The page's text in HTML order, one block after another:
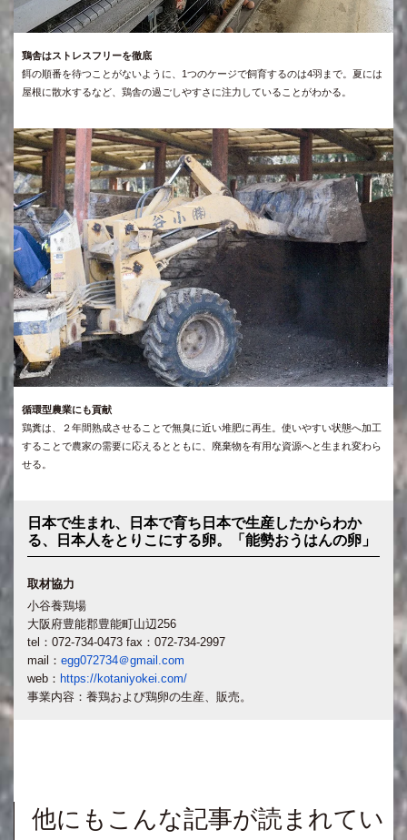
鶏舎はストレスフリーを徹底
餌の順番を待つことがないように、1つのケージで飼育するのは4羽まで。夏には
屋根に散水するなど、鶏舎の過ごしやすさに注力していることがわかる。
循環型農業にも貢献
鶏糞は、２年間熟成させることで無臭に近い堆肥に再生。使いやすい状態へ加工
することで農家の需要に応えるとともに、廃棄物を有用な資源へと生まれ変わら
せる。
日本で生まれ、日本で育ち日本で生産したからわか
る、日本人をとりこにする卵。「能勢おうはんの卵」
取材協力
小谷養鶏場
大阪府豊能郡豊能町山辺256
tel：072-734-0473 fax：072-734-2997
mail： egg072734＠gmail.com
web： https://kotaniyokei.com/
事業内容：養鶏および鶏卵の生産、販売。
他にもこんな記事が読まれてい